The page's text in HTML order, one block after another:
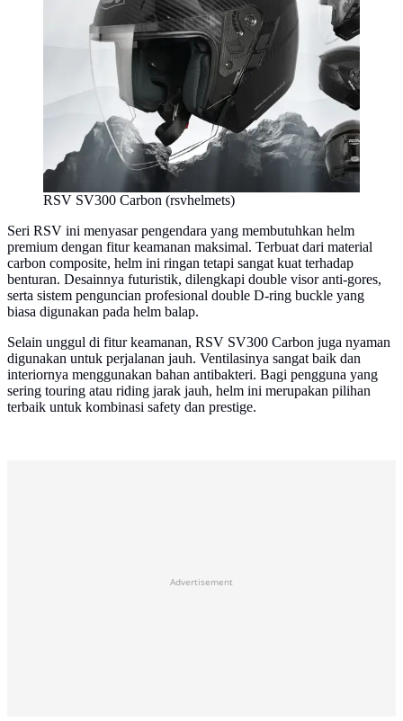
RSV SV300 Carbon (rsvhelmets)
Seri RSV ini menyasar pengendara yang membutuhkan helm
premium dengan fitur keamanan maksimal. Terbuat dari material
carbon composite, helm ini ringan tetapi sangat kuat terhadap
benturan. Desainnya futuristik, dilengkapi double visor anti-gores,
serta sistem penguncian profesional double D-ring buckle yang
biasa digunakan pada helm balap.
Selain unggul di fitur keamanan, RSV SV300 Carbon juga nyaman
digunakan untuk perjalanan jauh. Ventilasinya sangat baik dan
interiornya menggunakan bahan antibakteri. Bagi pengguna yang
sering touring atau riding jarak jauh, helm ini merupakan pilihan
terbaik untuk kombinasi safety dan prestige.
Advertisement